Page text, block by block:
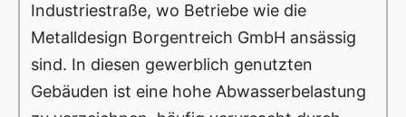
Industriestraße, wo Betriebe wie die
Metalldesign Borgentreich GmbH ansässig
sind. In diesen gewerblich genutzten
Gebäuden ist eine hohe Abwasserbelastung